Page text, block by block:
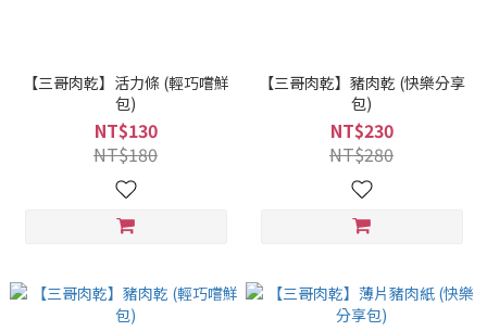
【三哥肉乾】活力條 (輕巧嚐鮮
包)
NT$130
NT$180
【三哥肉乾】豬肉乾 (快樂分享
包)
NT$230
NT$280